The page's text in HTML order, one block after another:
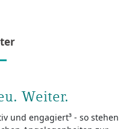
Weiter.
und engagiert³ - so stehen